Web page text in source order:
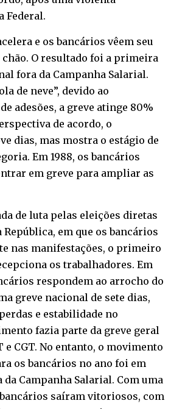
Federal.
e os bancários vêem seu
O resultado foi a primeira
fora da Campanha Salarial.
de neve”, devido ao
adesões, a greve atinge 80%
de acordo, o
dias, mas mostra o estágio de
Em 1988, os bancários
em greve para ampliar as
de luta pelas eleições diretas
em que os bancários
nas manifestações, o primeiro
os trabalhadores. Em
respondem ao arrocho do
greve nacional de sete dias,
e estabilidade no
fazia parte da greve geral
e CGT. No entanto, o movimento
os bancários no ano foi em
Campanha Salarial. Com uma
bancários saíram vitoriosos, com